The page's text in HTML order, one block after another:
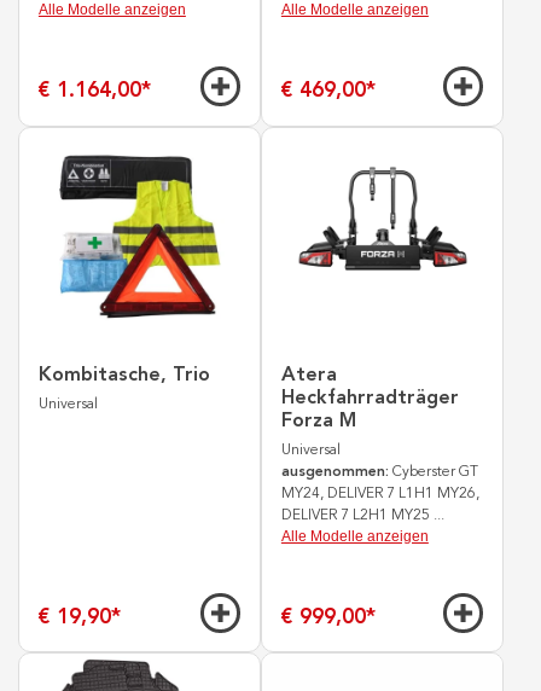
Alle Modelle anzeigen
€ 1.164,00*
Alle Modelle anzeigen
€ 469,00*
Kombitasche, Trio
Universal
€ 19,90*
Atera
Heckfahrradträger
Forza M
Universal
ausgenommen: Cyberster GT
MY24, DELIVER 7 L1H1 MY26,
DELIVER 7 L2H1 MY25 ...
Alle Modelle anzeigen
€ 999,00*